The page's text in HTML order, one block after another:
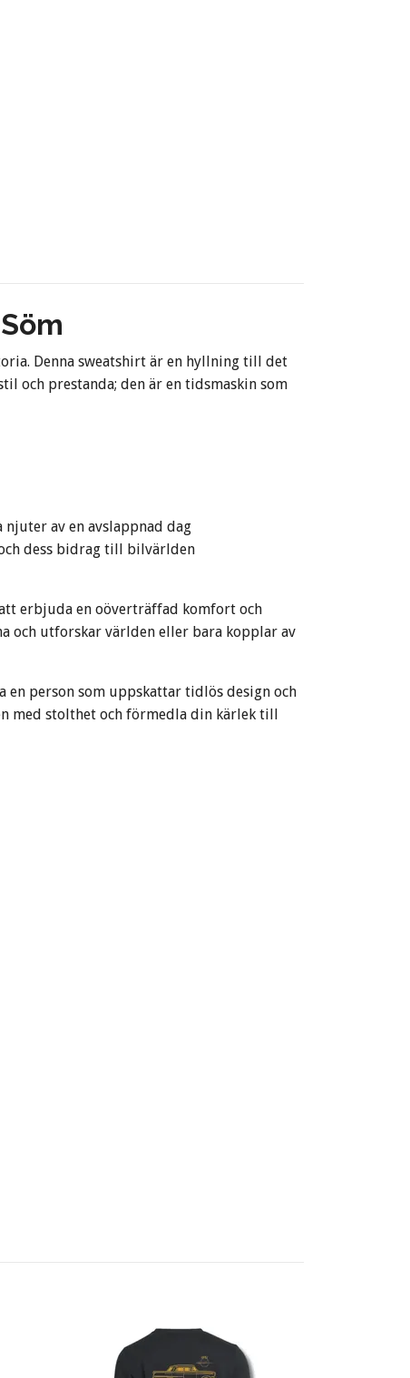
Denna sweatshirt är en hyllning till det
och prestanda; den är en tidsmaskin som
av en avslappnad dag
dess bidrag till bilvärlden
erbjuda en oöverträffad komfort och
och utforskar världen eller bara kopplar av
person som uppskattar tidlös design och
med stolthet och förmedla din kärlek till